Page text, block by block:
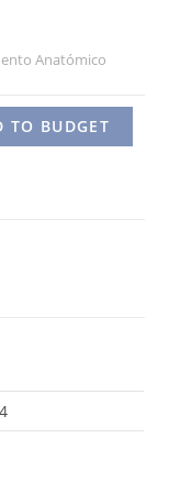
Anatómico
TO BUDGET